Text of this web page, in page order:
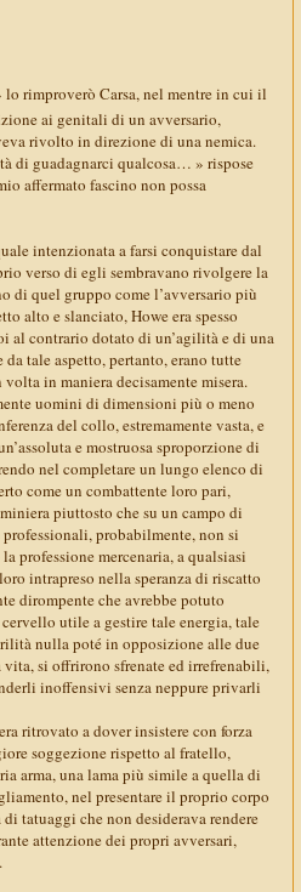
rimproverò Carsa, nel mentre in cui il
ai genitali di un avversario,
rivolto in direzione di una nemica.
di guadagnarci qualcosa… » rispose
affermato fascino non possa
intenzionata a farsi conquistare dal
verso di egli sembravano rivolgere la
di quel gruppo come l’avversario più
alto e slanciato, Howe era spesso
al contrario dotato di un’agilità e di una
tale aspetto, pertanto, erano tutte
in maniera decisamente misera.
uomini di dimensioni più o meno
del collo, estremamente vasta, e
e mostruosa sproporzione di
nel completare un lungo elenco di
come un combattente loro pari,
piuttosto che su un campo di
probabilmente, non si
professione mercenaria, a qualsiasi
intrapreso nella speranza di riscatto
dirompente che avrebbe potuto
utile a gestire tale energia, tale
nulla poté in opposizione alle due
si offrirono sfrenate ed irrefrenabili,
inoffensivi senza neppure privarli
ritrovato a dover insistere con forza
soggezione rispetto al fratello,
arma, una lama più simile a quella di
nel presentare il proprio corpo
tatuaggi che non desiderava rendere
attenzione dei propri avversari,